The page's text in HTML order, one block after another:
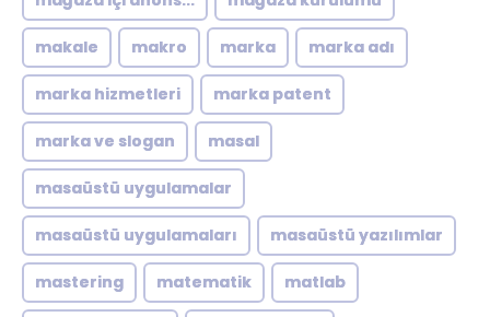
makale makro marka marka adı
marka hizmetleri marka patent
marka ve slogan masal
masaüstü uygulamalar
masaüstü uygulamaları masaüstü yazılımlar
mastering matematik matlab